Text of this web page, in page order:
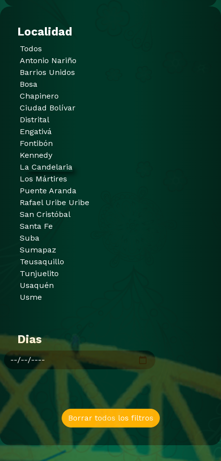
Localidad
Todos
Antonio Nariño
Barrios Unidos
Bosa
Chapinero
Ciudad Bolívar
Distrital
Engativá
Fontibón
Kennedy
La Candelaria
Los Mártires
Puente Aranda
Rafael Uribe Uribe
San Cristóbal
Santa Fe
Suba
Sumapaz
Teusaquillo
Tunjuelito
Usaquén
Usme
Dias
Borrar todos los filtros